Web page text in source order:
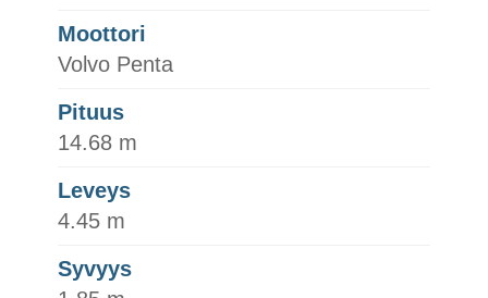
Moottori
Volvo Penta
Pituus
14.68 m
Leveys
4.45 m
Syvyys